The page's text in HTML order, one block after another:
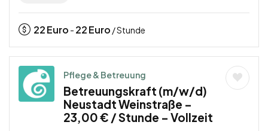
22Euro - 22Euro / Stunde
Pflege & Betreuung
Betreuungskraft (m/w/d)
Neustadt Weinstraße –
23,00 € / Stunde – Vollzeit